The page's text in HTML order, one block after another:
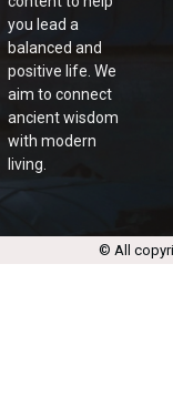
you lead a
balanced and
positive life. We
aim to connect
ancient wisdom
with modern
living.
© All